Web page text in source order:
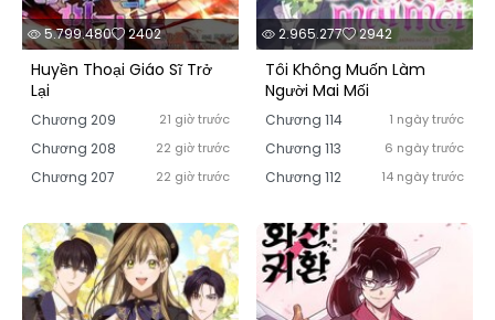
5.799.480 2402
Huyền Thoại Giáo Sĩ Trở
Lại
Chương 209 21 giờ trước
Chương 208 22 giờ trước
Chương 207 22 giờ trước
2.965.277 2942
Tôi Không Muốn Làm
Người Mai Mối
Chương 114 1 ngày trước
Chương 113 6 ngày trước
Chương 112 14 ngày trước